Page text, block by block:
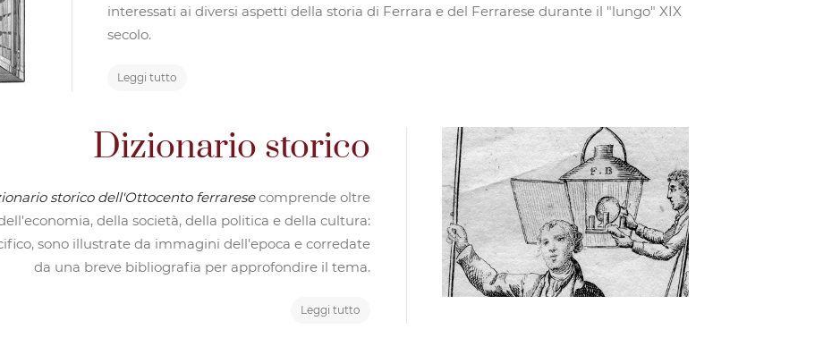
interessati ai diversi aspetti della storia di Ferrara e del Ferrarese durante il "lungo" XIX
secolo.
Leggi tutto
Dizionario storico
storico dell'Ottocento ferraresecomprende oltre
della società, della politica e della cultura:
sono illustrate da immagini dell'epoca e corredate
da una breve bibliografia per approfondire il tema.
Leggi tutto